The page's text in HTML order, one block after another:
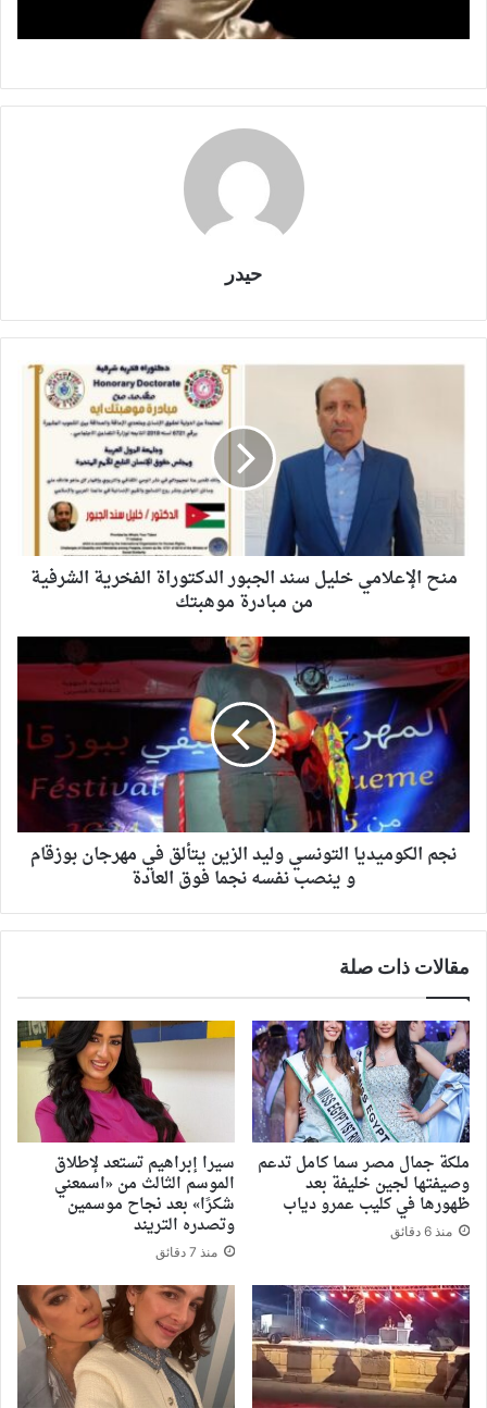
حيدر
منح الإعلامي خليل سند الجبور الدكتوراة الفخرية الشرفية
من مبادرة موهبتك
نجم الكوميديا التونسي وليد الزين يتألق في مهرجان بوزقام
و ينصب نفسه نجما فوق العادة
مقالات ذات صلة
ملكة جمال مصر سما كامل تدعم
وصيفتها لجين خليفة بعد
ظهورها في كليب عمرو دياب
منذ 6 دقائق
سيرا إبراهيم تستعد لإطلاق
الموسم الثالث من «اسمعني
شكرًا» بعد نجاح موسمين
وتصدره التريند
منذ 7 دقائق